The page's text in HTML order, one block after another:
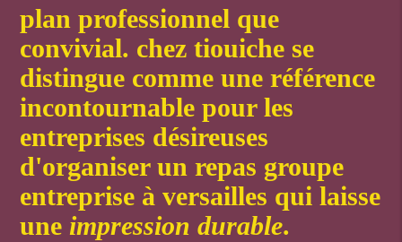
plan professionnel que
convivial. chez tiouiche se
distingue comme une référence
incontournable pour les
entreprises désireuses
d'organiser unrepas groupe
entreprise à versailles qui laisse
une impression durable.